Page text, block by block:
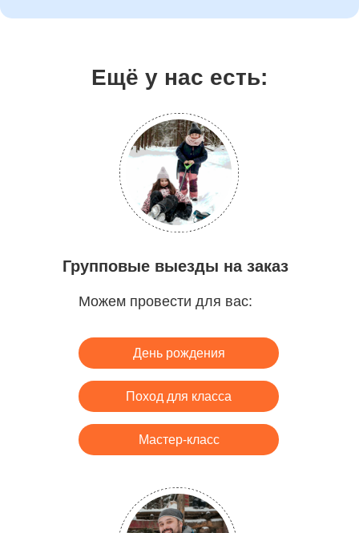
Ещё у нас есть:
Групповые выезды на заказ
День рождения
Поход для класса
Мастер-класс
Можем провести для вас: